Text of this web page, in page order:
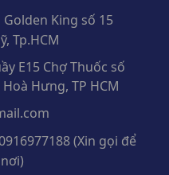
King số 15
Tp.HCM
E15 Chợ Thuốc số
Hưng, TP HCM
(Xin gọi để